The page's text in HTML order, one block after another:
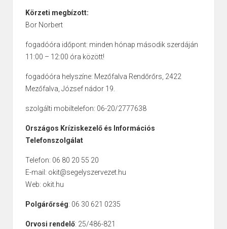
Körzeti megbízott:
Bor Norbert
fogadóóra időpont: minden hónap második szerdáján
11:00 – 12:00 óra között!
fogadóóra helyszíne: Mezőfalva Rendőrőrs, 2422
Mezőfalva, József nádor 19.
szolgálti mobiltelefon: 06-20/2777638
Országos Kríziskezelő és Információs
Telefonszolgálat
Telefon: 06 80 20 55 20
E-mail: okit@segelyszervezet.hu
Web: okit.hu
Polgárőrség: 06 30 621 0235
Orvosi rendelő: 25/486-821